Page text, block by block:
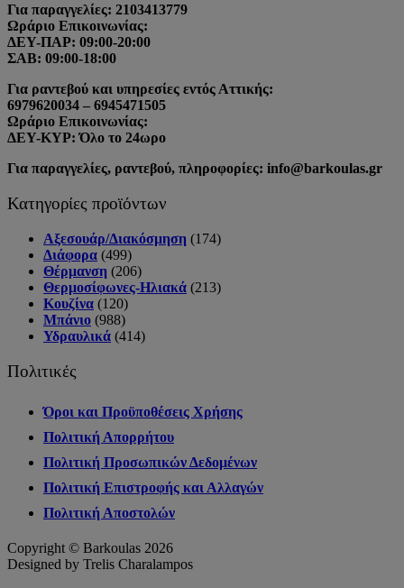
Για παραγγελίες: 2103413779
Ωράριο Επικοινωνίας:
ΔΕΥ-ΠΑΡ: 09:00-20:00
ΣΑΒ: 09:00-18:00
Για ραντεβού και υπηρεσίες εντός Αττικής:
6979620034 – 6945471505
Ωράριο Επικοινωνίας:
ΔΕΥ-ΚΥΡ: Όλο το 24ωρο
Για παραγγελίες, ραντεβού, πληροφορίες: info@barkoulas.gr
Κατηγορίες προϊόντων
Αξεσουάρ/Διακόσμηση (174)
Διάφορα (499)
Θέρμανση (206)
Θερμοσίφωνες-Ηλιακά (213)
Κουζίνα (120)
Μπάνιο (988)
Υδραυλικά (414)
Πολιτικές
Όροι και Προϋποθέσεις Χρήσης
Πολιτική Απορρήτου
Πολιτική Προσωπικών Δεδομένων
Πολιτική Επιστροφής και Αλλαγών
Πολιτική Αποστολών
Copyright © Barkoulas 2026
Designed by Trelis Charalampos